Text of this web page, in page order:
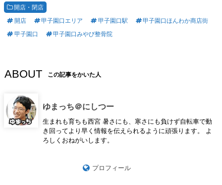
開店・閉店
開店
甲子園口エリア 甲子園口駅
甲子園口ほんわか商店街
甲子園口
甲子園口みやび整骨院
ABOUT この記事をかいた人
ゆまっち＠にしつー
生まれも育ちも西宮 暑さにも、寒さにも負けず自転車で動
き回ってより早く情報を伝えられるように頑張ります。 よ
ろしくおねがいします。
プロフィール